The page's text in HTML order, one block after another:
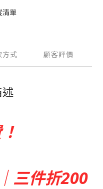
清單
方式 顧客評價
三件折200